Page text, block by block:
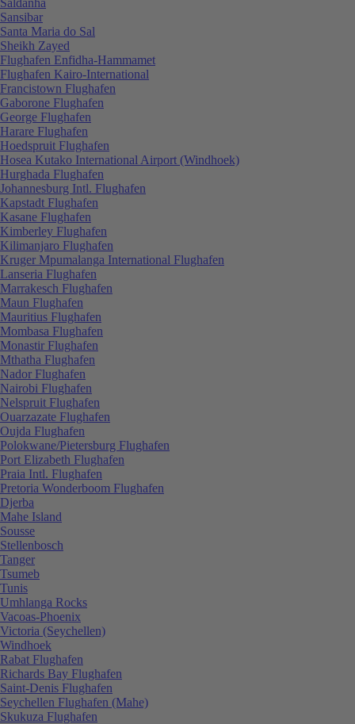
Sansibar
Santa Maria do Sal
Sheikh Zayed
Flughafen Enfidha-Hammamet
Flughafen Kairo-International
Francistown Flughafen
Gaborone Flughafen
George Flughafen
Harare Flughafen
Hoedspruit Flughafen
Hosea Kutako International Airport (Windhoek)
Hurghada Flughafen
Johannesburg Intl. Flughafen
Kapstadt Flughafen
Kasane Flughafen
Kimberley Flughafen
Kilimanjaro Flughafen
Kruger Mpumalanga International Flughafen
Lanseria Flughafen
Marrakesch Flughafen
Maun Flughafen
Mauritius Flughafen
Mombasa Flughafen
Monastir Flughafen
Mthatha Flughafen
Nador Flughafen
Nairobi Flughafen
Nelspruit Flughafen
Ouarzazate Flughafen
Oujda Flughafen
Polokwane/Pietersburg Flughafen
Port Elizabeth Flughafen
Praia Intl. Flughafen
Pretoria Wonderboom Flughafen
Djerba
Mahe Island
Sousse
Stellenbosch
Tanger
Tsumeb
Tunis
Umhlanga Rocks
Vacoas-Phoenix
Victoria (Seychellen)
Windhoek
Rabat Flughafen
Richards Bay Flughafen
Saint-Denis Flughafen
Seychellen Flughafen (Mahe)
Skukuza Flughafen